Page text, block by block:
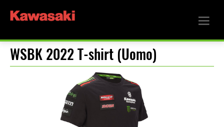
WSBK 2022 T-shirt (Uomo)